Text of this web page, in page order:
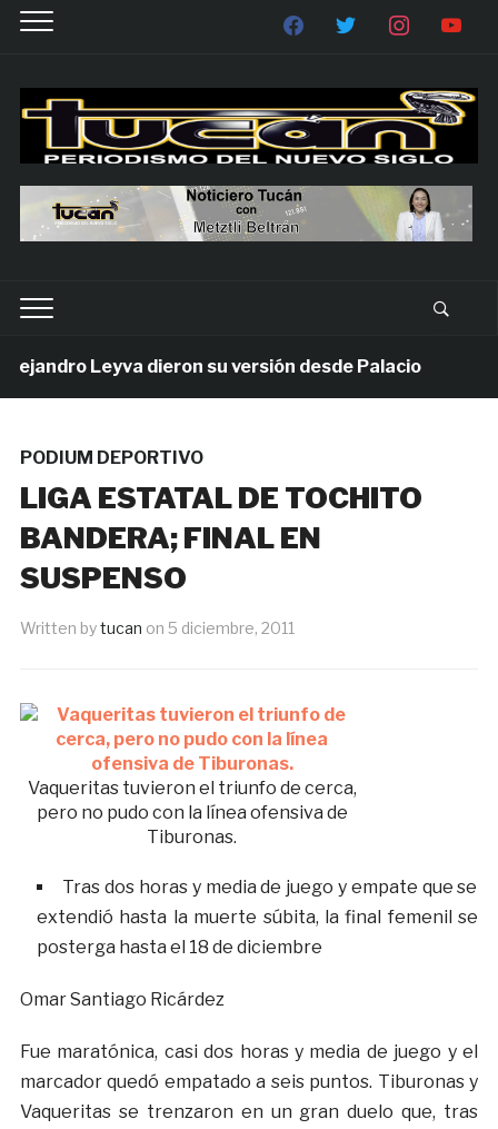
Leyva dieron su versión desde Palacio
PODIUM DEPORTIVO
LIGA ESTATAL DE TOCHITO
BANDERA; FINAL EN
SUSPENSO
Written bytucan on 5 diciembre, 2011
Vaqueritas tuvieron el triunfo de cerca,
pero no pudo con la línea ofensiva de
Tiburonas.
Tras dos horas y media de juego y empate que se
extendió hasta la muerte súbita, la final femenil se
posterga hasta el 18 de diciembre
Omar Santiago Ricárdez
Fue maratónica, casi dos horas y media de juego y el
marcador quedó empatado a seis puntos. Tiburonas y
Vaqueritas se trenzaron en un gran duelo que, tras